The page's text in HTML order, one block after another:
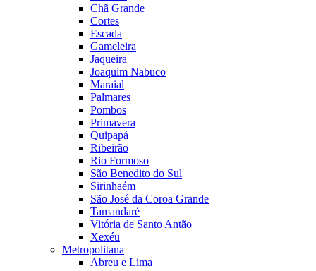
Chã Grande
Cortes
Escada
Gameleira
Jaqueira
Joaquim Nabuco
Maraial
Palmares
Pombos
Primavera
Quipapá
Ribeirão
Rio Formoso
São Benedito do Sul
Sirinhaém
São José da Coroa Grande
Tamandaré
Vitória de Santo Antão
Xexéu
Metropolitana
Abreu e Lima